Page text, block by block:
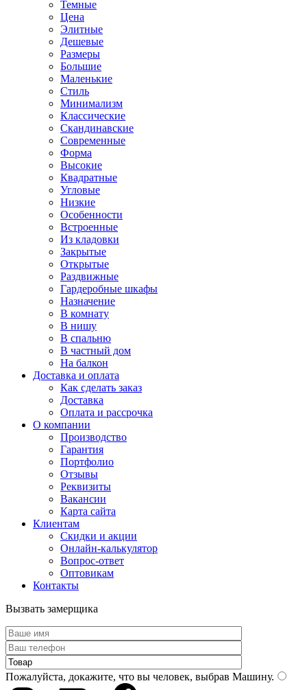
Темные
Цена
Элитные
Дешевые
Размеры
Большие
Маленькие
Стиль
Минимализм
Классические
Скандинавские
Современные
Форма
Высокие
Квадратные
Угловые
Низкие
Особенности
Встроенные
Из кладовки
Закрытые
Открытые
Раздвижные
Гардеробные шкафы
Назначение
В комнату
В нишу
В спальню
В частный дом
На балкон
Доставка и оплата
Как сделать заказ
Доставка
Оплата и рассрочка
О компании
Производство
Гарантия
Портфолио
Отзывы
Реквизиты
Вакансии
Карта сайта
Клиентам
Скидки и акции
Онлайн-калькулятор
Вопрос-ответ
Оптовикам
Контакты
Вызвать замерщика
Пожалуйста, докажите, что вы человек, выбрав Машину.